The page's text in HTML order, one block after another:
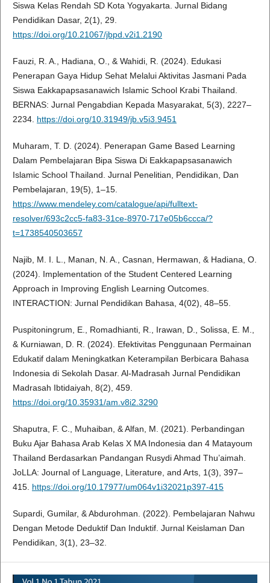
Siswa Kelas Rendah SD Kota Yogyakarta. Jurnal Bidang
Pendidikan Dasar, 2(1), 29.
https://doi.org/10.21067/jbpd.v2i1.2190
Fauzi, R. A., Hadiana, O., & Wahidi, R. (2024). Edukasi
Penerapan Gaya Hidup Sehat Melalui Aktivitas Jasmani Pada
Siswa Eakkapapsasanawich Islamic School Krabi Thailand.
BERNAS: Jurnal Pengabdian Kepada Masyarakat, 5(3), 2227–
2234. https://doi.org/10.31949/jb.v5i3.9451
Muharam, T. D. (2024). Penerapan Game Based Learning
Dalam Pembelajaran Bipa Siswa Di Eakkapapsasanawich
Islamic School Thailand. Jurnal Penelitian, Pendidikan, Dan
Pembelajaran, 19(5), 1–15.
https://www.mendeley.com/catalogue/api/fulltext-
resolver/693c2cc5-fa83-31ce-8970-717e05b6ccca/?
t=1738540503657
Najib, M. I. L., Manan, N. A., Casnan, Hermawan, & Hadiana, O.
(2024). Implementation of the Student Centered Learning
Approach in Improving English Learning Outcomes.
INTERACTION: Jurnal Pendidikan Bahasa, 4(02), 48–55.
Puspitoningrum, E., Romadhianti, R., Irawan, D., Solissa, E. M.,
& Kurniawan, D. R. (2024). Efektivitas Penggunaan Permainan
Edukatif dalam Meningkatkan Keterampilan Berbicara Bahasa
Indonesia di Sekolah Dasar. Al-Madrasah Jurnal Pendidikan
Madrasah Ibtidaiyah, 8(2), 459.
https://doi.org/10.35931/am.v8i2.3290
Shaputra, F. C., Muhaiban, & Alfan, M. (2021). Perbandingan
Buku Ajar Bahasa Arab Kelas X MA Indonesia dan 4 Matayoum
Thailand Berdasarkan Pandangan Rusydi Ahmad Thu’aimah.
JoLLA: Journal of Language, Literature, and Arts, 1(3), 397–
415. https://doi.org/10.17977/um064v1i32021p397-415
Supardi, Gumilar, & Abdurohman. (2022). Pembelajaran Nahwu
Dengan Metode Deduktif Dan Induktif. Jurnal Keislaman Dan
Pendidikan, 3(1), 23–32.